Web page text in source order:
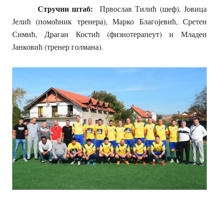
Стручни штаб: Првослав Тилић (шеф), Јовица
Јелић (помоћник тренера), Марко Благојевић, Сретен
Симић, Драган Костић (физиотерапеут) и Младен
Јанковић (тренер голмана).